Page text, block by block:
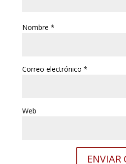
Nombre *
Correo electrónico *
Web